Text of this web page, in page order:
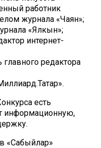
работник
журнала «Чаян»;
«Ялкын»;
интернет-
редактора
есть
информационную,
«Сабыйлар»